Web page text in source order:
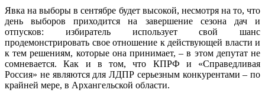
Явка на выборы в сентябре будет высокой, несмотря на то, что
день выборов приходится на завершение сезона дач и
отпусков: избиратель использует свой шанс
продемонстрировать свое отношение к действующей власти и
к тем решениям, которые она принимает, – в этом депутат не
сомневается. Как и в том, что КПРФ и «Справедливая
Россия» не являются для ЛДПР серьезным конкурентами – по
крайней мере, в Архангельской области.